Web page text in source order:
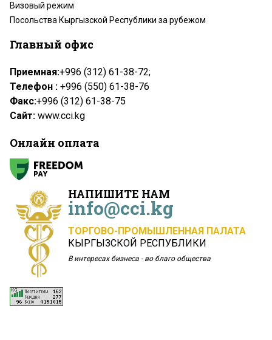
НАПИШИТЕ НАМ
info@cci.kg
ТОРГОВО-ПРОМЫШЛЕННАЯ ПАЛАТА
КЫРГЫЗСКОЙ РЕСПУБЛИКИ
В интересах бизнеса - во благо общества
Визовый режим
Посольства Кыргызской Республики за рубежом
Главный офис
Приемная:+996 (312) 61-38-72;
Телефон : +996 (550) 61-38-76
Факс:+996 (312) 61-38-75
Сайт: www.cci.kg
Онлайн оплата